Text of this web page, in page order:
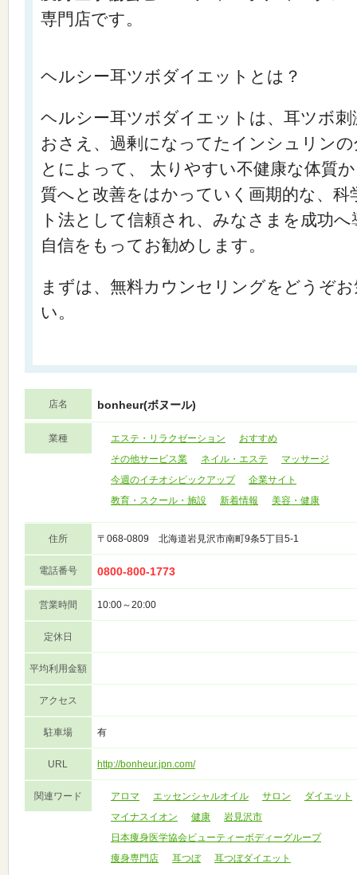
専門店です。
ヘルシー耳ツボダイエットとは？
ヘルシー耳ツボダイエットは、耳ツボ
おさえ、過剰になってたインシュリン
とによって、 太りやすい不健康な体質
質へと改善をはかっていく画期的な、
ト法として信頼され、みなさまを成功
自信をもってお勧めします。
まずは、無料カウンセリングをどうぞ
い。
店名 bonheur(ボヌール)
業種 エステ・リラクゼーション
おすすめ
その他サービス業
ネイル・エステ
マッサージ
今週のイチオシピックアップ
企業サイト
教育・スクール・施設
新着情報 美容・健康
住所 〒068-0809 北海道岩見沢市南町9条5丁目5-1
電話番号 0800-800-1773
営業時間 10:00～20:00
定休日
平均利用金額
アクセス
駐車場 有
URL http://bonheur.jpn.com/
関連ワード アロマ エッセンシャルオイル サロン
ダイエット
マイナスイオン
健康
岩見沢市
日本痩身医学協会ビューティーボディーグループ
痩身専門店
耳つぼ 耳つぼダイエット